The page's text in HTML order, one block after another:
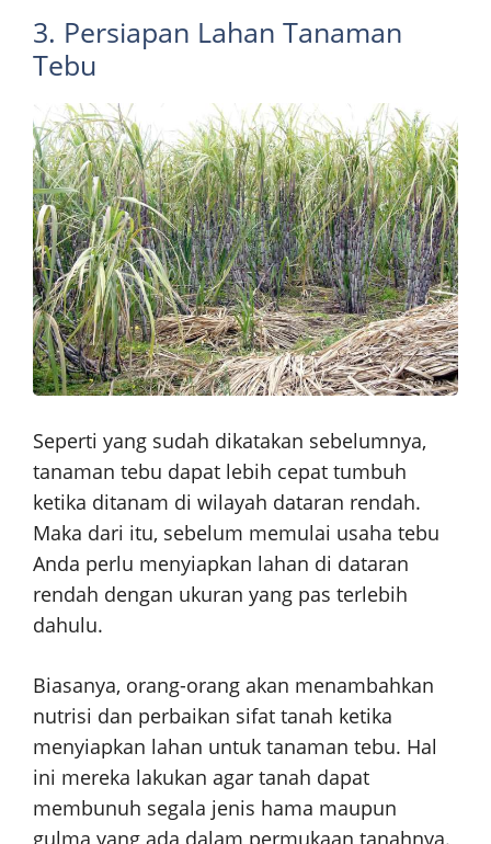
3. Persiapan Lahan Tanaman
Tebu
Seperti yang sudah dikatakan sebelumnya,
tanaman tebu dapat lebih cepat tumbuh
ketika ditanam di wilayah dataran rendah.
Maka dari itu, sebelum memulai usaha tebu
Anda perlu menyiapkan lahan di dataran
rendah dengan ukuran yang pas terlebih
dahulu.
Biasanya, orang-orang akan menambahkan
nutrisi dan perbaikan sifat tanah ketika
menyiapkan lahan untuk tanaman tebu. Hal
ini mereka lakukan agar tanah dapat
membunuh segala jenis hama maupun